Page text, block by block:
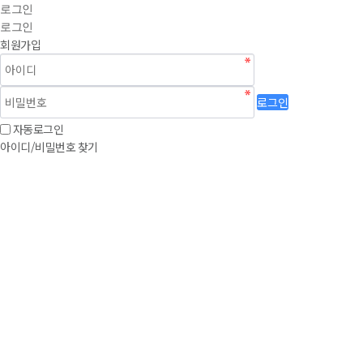
로그인
로그인
회원가입
로그인
자동로그인
아이디/비밀번호 찾기